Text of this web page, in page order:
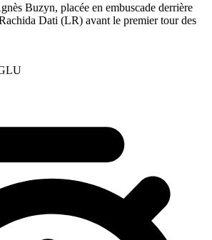
Buzyn, placée en embuscade derrière
Dati (LR) avant le premier tour des